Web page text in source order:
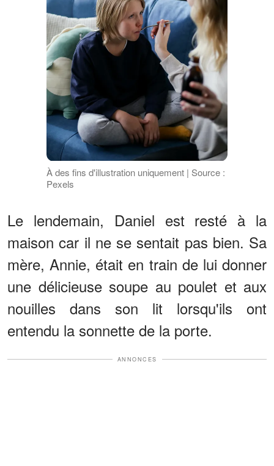
À des fins d'illustration uniquement | Source :
Pexels
Le lendemain, Daniel est resté à la
maison car il ne se sentait pas bien. Sa
mère, Annie, était en train de lui donner
une délicieuse soupe au poulet et aux
nouilles dans son lit lorsqu'ils ont
entendu la sonnette de la porte.
ANNONCES